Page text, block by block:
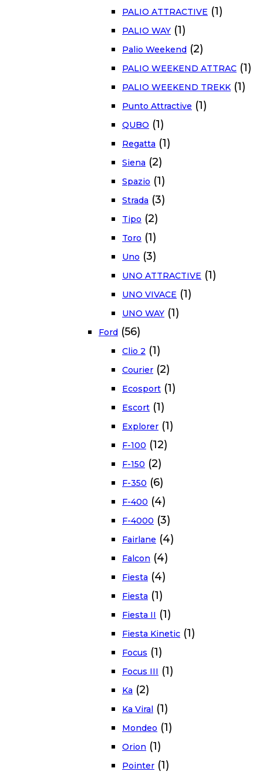
PALIO ATTRACTIVE (1)
PALIO WAY (1)
Palio Weekend (2)
PALIO WEEKEND ATTRAC (1)
PALIO WEEKEND TREKK (1)
Punto Attractive (1)
QUBO (1)
Regatta (1)
Siena (2)
Spazio (1)
Strada (3)
Tipo (2)
Toro (1)
Uno (3)
UNO ATTRACTIVE (1)
UNO VIVACE (1)
UNO WAY (1)
Ford (56)
Clio 2 (1)
Courier (2)
Ecosport (1)
Escort (1)
Explorer (1)
F-100 (12)
F-150 (2)
F-350 (6)
F-400 (4)
F-4000 (3)
Fairlane (4)
Falcon (4)
Fiesta (4)
Fiesta (1)
Fiesta II (1)
Fiesta Kinetic (1)
Focus (1)
Focus III (1)
Ka (2)
Ka Viral (1)
Mondeo (1)
Orion (1)
Pointer (1)